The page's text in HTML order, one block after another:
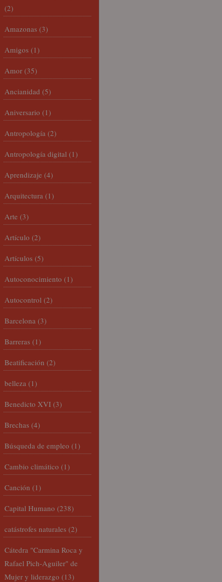
(2)
Amazonas (3)
Amigos (1)
Amor (35)
Ancianidad (5)
Aniversario (1)
Antropología (2)
Antropología digital (1)
Aprendizaje (4)
Arquitectura (1)
Arte (3)
Artículo (2)
Artículos (5)
Autoconocimiento (1)
Autocontrol (2)
Barcelona (3)
Barreras (1)
Beatificación (2)
belleza (1)
Benedicto XVI (3)
Brechas (4)
Búsqueda de empleo (1)
Cambio climático (1)
Canción (1)
Capital Humano (238)
catástrofes naturales (2)
Cátedra "Carmina Roca y
Rafael Pich-Aguiler" de
Mujer y liderazgo (13)